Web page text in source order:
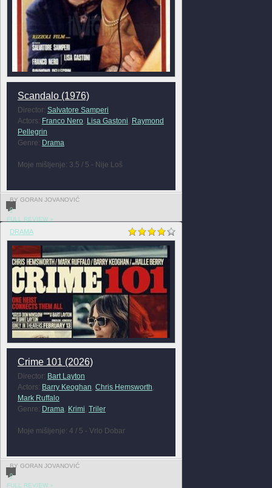
Scandalo (1976)
Director: Salvatore Samperi
Actors: Franco Nero, Lisa Gastoni, Raymond
Pellegrin
Genre: Drama
Moje mišljenje: 3.5 / 5 - Nije Loš
BY GORAN JOVANOVIĆ
0
FULL REVIEW »
DRAMA
Crime 101 (2026)
Director: Bart Layton
Actors: Barry Keoghan, Chris Hemsworth,
Mark Ruffalo
Genre: Drama, Krimi, Triler
Moje mišljenje: 4 / 5 - Vrlo Dobar
BY GORAN JOVANOVIĆ
0
FULL REVIEW »